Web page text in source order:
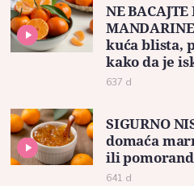
NE BACAJTE
kuća blista,
kako da je
637 d
SIGURNO
domaća
ili
641 d